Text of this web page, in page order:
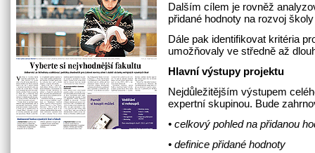
Dalším cílem je rovněž
přidané hodnoty na rozvoj
Dále pak identifikovat kritéria
umožňovaly ve středně až
Hlavní výstupy projektu
Nejdůležitějším výstupem
expertní skupinou. Bude
• celkový pohled na přidanou
• definice přidané hodnoty